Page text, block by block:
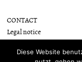
CONTACT
Legal notice
Diese Website